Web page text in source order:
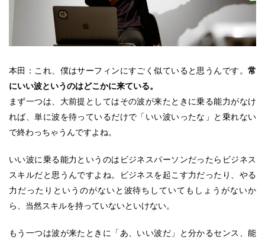
本田：これ、僕はサーフィンにすごく似ていると思うんです。 常
にいい波というのはどこかに来ている。
まず一つは、大前提としてはその波が来たときに乗る能力がなけ
れば、単に波を待っているだけで「いい波いったな」と乗れない
で終わっちゃうんですよね。
いい波に乗る能力というのはビジネスパーソンだったらビジネス
スキルだと思うんですよね。ビジネスを起こす力だったり、やる
力だったりというのがないと波待ちしていてもしょうがないか
ら、当然スキルを持っていないといけない。
もう一つは波が来たときに「あ、いい波だ」と分かるセンス、能